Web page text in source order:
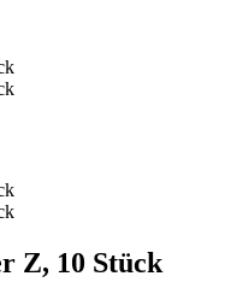
Z, 10 Stück